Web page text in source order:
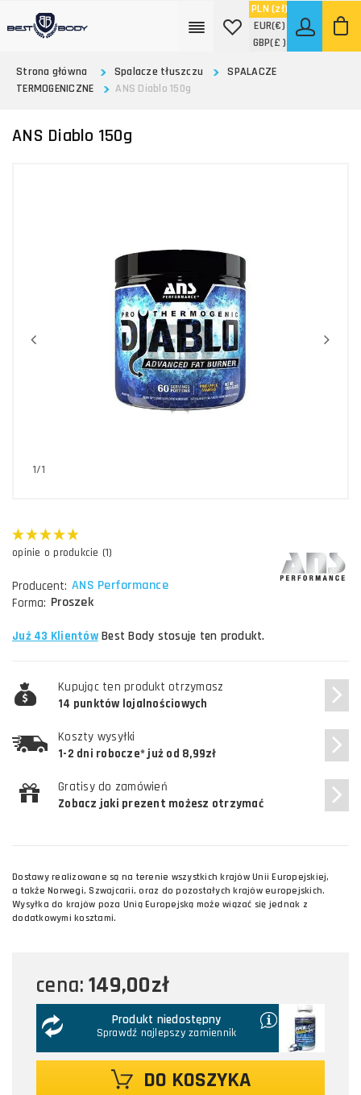
PLN (zł)
EUR(€)
GBP(£ )
Strona główna
Spalacze tłuszczu
SPALACZE
TERMOGENICZNE
ANS Diablo 150g
ANS Diablo 150g
1/1
opinie o produkcie (1)
Producent: ANS Performance
Forma: Proszek
Już 43 KlientówBest Body stosuje ten produkt.
Kupując ten produkt otrzymasz
14 punktów lojalnościowych
Koszty wysyłki
1-2 dni robocze* już od 8,99zł
Gratisy do zamówień
Zobacz jaki prezent możesz otrzymać
Dostawy realizowane są na terenie wszystkich krajów Unii Europejskiej,
a także Norwegi, Szwajcarii, oraz do pozostałych krajów europejskich.
Wysyłka do krajów poza Unią Europejską może wiązać się jednak z
dodatkowymi kosztami.
cena: 149,00zł
Produkt niedostępny
Sprawdź najlepszy zamiennik
DO KOSZYKA